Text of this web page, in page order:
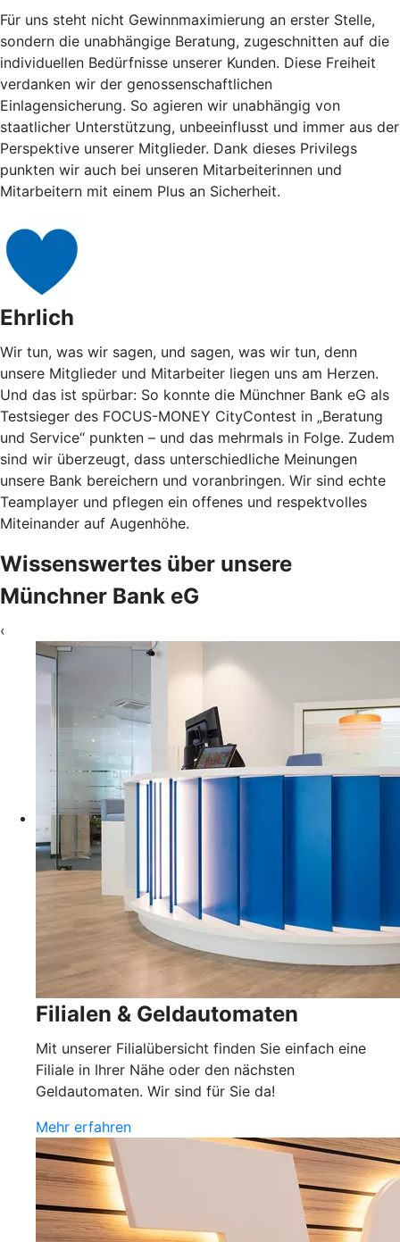
Für uns steht nicht Gewinnmaximierung an erster Stelle,
sondern die unabhängige Beratung, zugeschnitten auf die
individuellen Bedürfnisse unserer Kunden. Diese Freiheit
verdanken wir der genossenschaftlichen
Einlagensicherung. So agieren wir unabhängig von
staatlicher Unterstützung, unbeeinflusst und immer aus der
Perspektive unserer Mitglieder. Dank dieses Privilegs
punkten wir auch bei unseren Mitarbeiterinnen und
Mitarbeitern mit einem Plus an Sicherheit.
Ehrlich
Wir tun, was wir sagen, und sagen, was wir tun, denn
unsere Mitglieder und Mitarbeiter liegen uns am Herzen.
Und das ist spürbar: So konnte die Münchner Bank eG als
Testsieger des FOCUS-MONEY CityContest in „Beratung
und Service“ punkten – und das mehrmals in Folge. Zudem
sind wir überzeugt, dass unterschiedliche Meinungen
unsere Bank bereichern und voranbringen. Wir sind echte
Teamplayer und pflegen ein offenes und respektvolles
Miteinander auf Augenhöhe.
Wissenswertes über unsere
Münchner Bank eG
‹
Filialen & Geldautomaten
Mit unserer Filialübersicht finden Sie einfach eine
Filiale in Ihrer Nähe oder den nächsten
Geldautomaten. Wir sind für Sie da!
Mehr erfahren